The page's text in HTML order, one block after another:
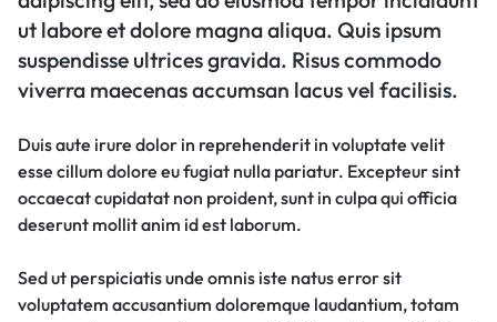
ut labore et dolore magna aliqua. Quis ipsum
suspendisse ultrices gravida. Risus commodo
viverra maecenas accumsan lacus vel facilisis.
Duis aute irure dolor in reprehenderit in voluptate velit
esse cillum dolore eu fugiat nulla pariatur. Excepteur sint
occaecat cupidatat non proident, sunt in culpa qui officia
deserunt mollit anim id est laborum.
Sed ut perspiciatis unde omnis iste natus error sit
voluptatem accusantium doloremque laudantium, totam